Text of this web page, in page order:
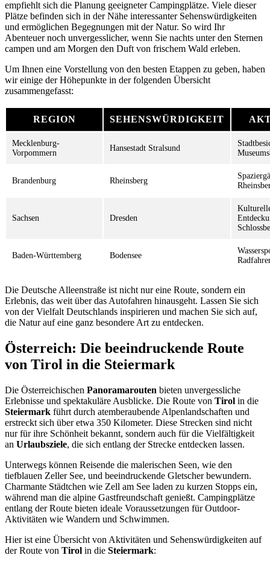
empfiehlt sich die Planung geeigneter Campingplätze. Viele dieser
Plätze befinden sich in der Nähe interessanter Sehenswürdigkeiten
und ermöglichen Begegnungen mit der Natur. So wird Ihr
Abenteuer noch unvergesslicher, wenn Sie nachts unter den Sternen
campen und am Morgen den Duft von frischem Wald erleben.
Um Ihnen eine Vorstellung von den besten Etappen zu geben, haben
wir einige der Höhepunkte in der folgenden Übersicht
zusammengefasst:
REGION SEHENSWÜRDIGKEIT
Mecklenburg-
Vorpommern
Hansestadt Stralsund
Brandenburg Rheinsberg
Sachsen Dresden
Baden-Württemberg Bodensee
Die Deutsche Alleenstraße ist nicht nur eine Route, sondern ein
Erlebnis, das weit über das Autofahren hinausgeht. Lassen Sie sich
von der Vielfalt Deutschlands inspirieren und machen Sie sich auf,
die Natur auf eine ganz besondere Art zu entdecken.
Österreich: Die beeindruckende Route
von Tirol in die Steiermark
Die Österreichischen Panoramarouten bieten unvergessliche
Erlebnisse und spektakuläre Ausblicke. Die Route von Tirol in die
Steiermark führt durch atemberaubende Alpenlandschaften und
erstreckt sich über etwa 350 Kilometer. Diese Strecken sind nicht
nur für ihre Schönheit bekannt, sondern auch für die Vielfältigkeit
an Urlaubsziele, die sich entlang der Strecke entdecken lassen.
Unterwegs können Reisende die malerischen Seen, wie den
tiefblauen Zeller See, und beeindruckende Gletscher bewundern.
Charmante Städtchen wie Zell am See laden zu kurzen Stopps ein,
während man die alpine Gastfreundschaft genießt. Campingplätze
entlang der Route bieten ideale Voraussetzungen für Outdoor-
Aktivitäten wie Wandern und Schwimmen.
Hier ist eine Übersicht von Aktivitäten und Sehenswürdigkeiten auf
der Route von Tirol in die Steiermark: